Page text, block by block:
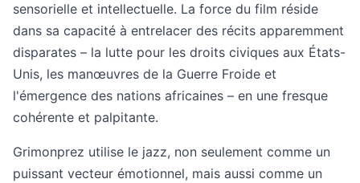
sensorielle et intellectuelle. La force du film réside
dans sa capacité à entrelacer des récits apparemment
disparates – la lutte pour les droits civiques aux États-
Unis, les manœuvres de la Guerre Froide et
l'émergence des nations africaines – en une fresque
cohérente et palpitante.
Grimonprez utilise le jazz, non seulement comme un
puissant vecteur émotionnel, mais aussi comme un